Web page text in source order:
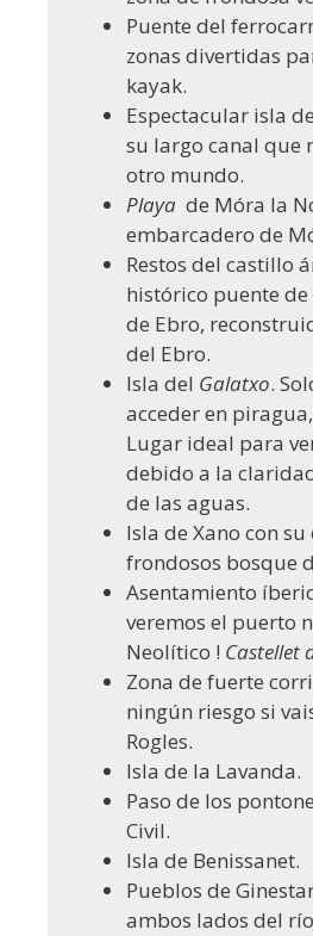
Puente del
zonas divertidas
kayak.
Espectacular isla
su largo canal que
otro mundo.
Playa de Móra la
embarcadero de
Restos del castillo
histórico puente de
de Ebro,
del Ebro.
Isla del Galatxo.
acceder en
Lugar ideal para
debido a la
de las aguas.
Isla de Xano con
frondosos bosque
Asentamiento
veremos el puerto
Neolítico ! Castellet
Zona de fuerte
ningún riesgo si
Rogles.
Isla de la Lavanda.
Paso de los
Civil.
Isla de Benissanet.
Pueblos de
ambos lados del